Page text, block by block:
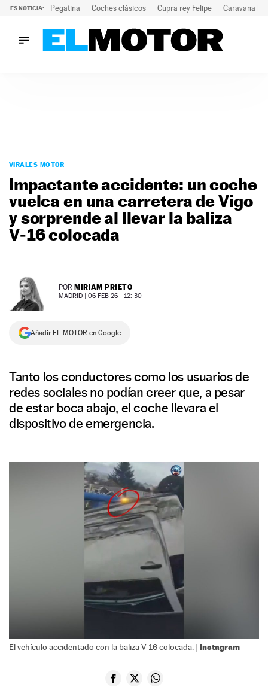
ES NOTICIA: Pegatina Coches clásicos Cupra rey Felipe Caravana
PODCAST
MOTOS
TECNOLOGÍA
MOTORTV
NEWSLETTER
VIRALES MOTOR
Impactante accidente: un coche
vuelca en una carretera de Vigo
y sorprende al llevar la baliza
V‑16 colocada
POR MIRIAM PRIETO
MADRID | 06 FEB 26 - 12: 30
Añadir EL MOTOR en Google
Tanto los conductores como los usuarios de
redes sociales no podían creer que, a pesar
de estar boca abajo, el coche llevara el
dispositivo de emergencia.
El vehículo accidentado con la baliza V-16 colocada. | Instagram